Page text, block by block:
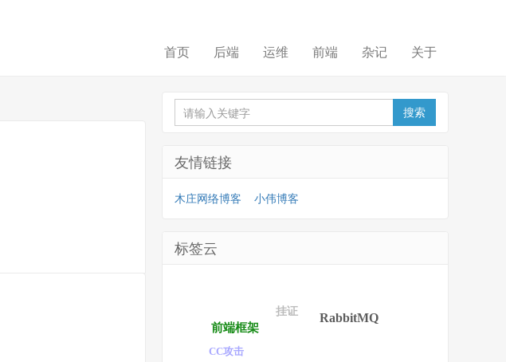
首页 后端 运维 前端 杂记 关于
友情链接
木庄网络博客 小伟博客
标签云
挂证
前端框架
RabbitMQ
CC攻击